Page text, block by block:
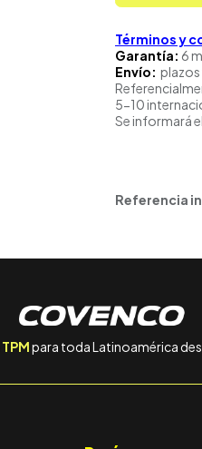
Términos y
Garantía: 6
Envío: plazos
5-10
Se informará
Referencia
TPMpara toda Latinoamérica